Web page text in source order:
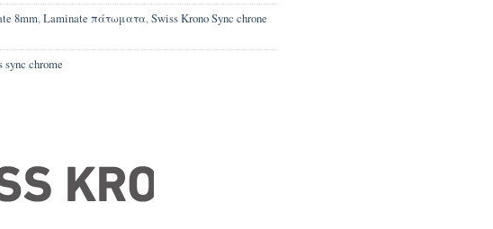
8mm,Laminate πάτωματα,Swiss Krono Sync chrone
sync chrome